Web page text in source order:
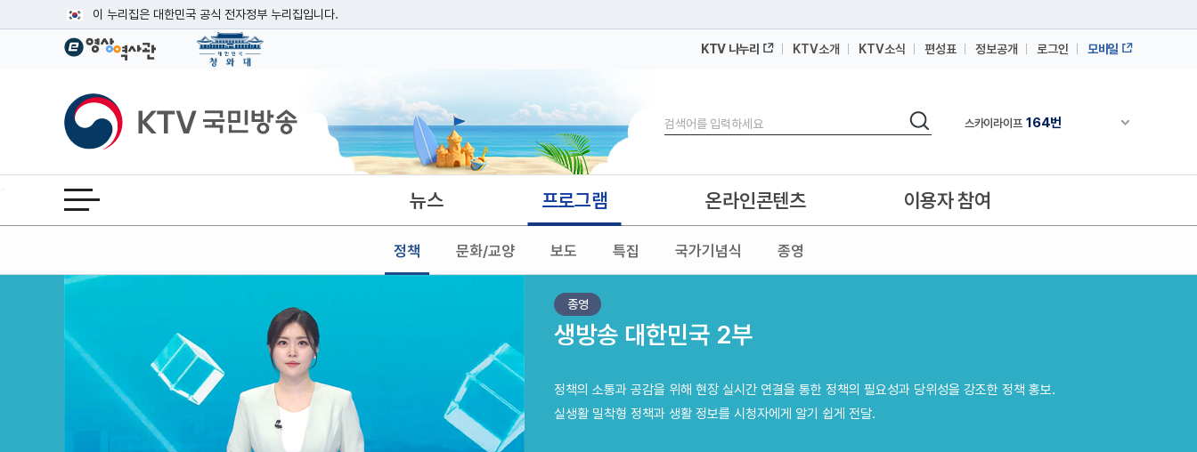
이 누리집은 대한민국 공식 전자정부 누리집입니다.
공식 누리집 주소 확인하기
이밖에 or.kr 또는 .kr등 다른 도메인 주소를 사용하고 있다면 아래 URL에서 도메인 주소를 확인해 보세요
운영중인 공식 누리집보기
KTV 나누리 KTV소개 KTV소식 편성표 정보공개 로그인 모바일
KTV국민방송
검색
검색 채널안내 펼쳐
IPTV(KT, SKB, LGU+)
IPTV(KT, SKB, LGU+)
전체메뉴 열기 뉴스 프로그램
정책 문화/교양 보도 특집 국가기념식 종영
온라인콘텐츠 이용자 참여
종영
생방송 대한민국 2부
정책의 소통과 공감을 위해 현장 실시간 연결을 통한 정책의 필요성과 당위성을 강조한 정책 홍보.
실생활 밀착형 정책과 생활 정보를 시청자에게 알기 쉽게 전달.